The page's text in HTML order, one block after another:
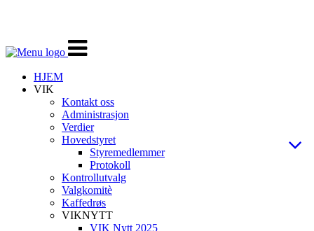
Veksle
navigasjon
HJEM
VIK
Kontakt oss
Administrasjon
Verdier
Hovedstyret
Styremedlemmer
Protokoll
Kontrollutvalg
Valgkomitè
Kaffedrøs
VIKNYTT
VIK Nytt 2025